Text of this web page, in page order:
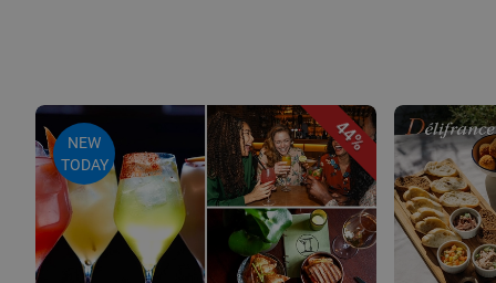
44%
NEW
TODAY